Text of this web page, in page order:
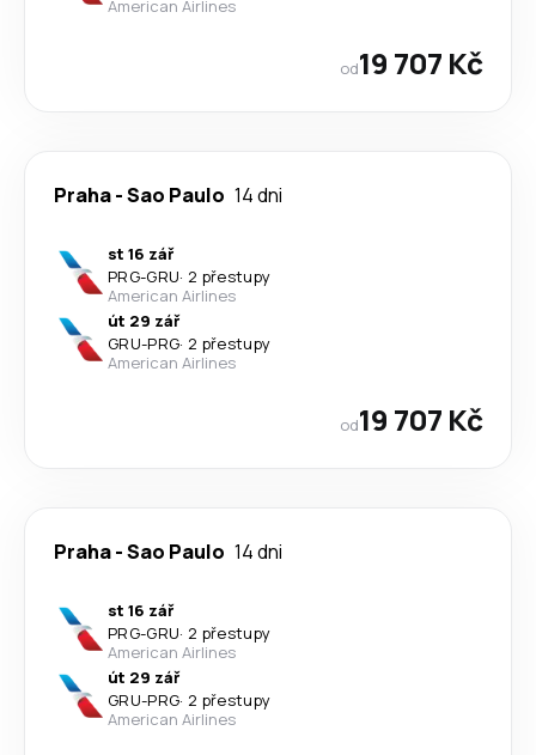
American Airlines
od19 707 Kč
Praha-Sao Paulo 14 dni
st 16 zář
PRG-GRU· 2 přestupy
American Airlines
út 29 zář
GRU-PRG· 2 přestupy
American Airlines
od19 707 Kč
Praha-Sao Paulo 14 dni
st 16 zář
PRG-GRU· 2 přestupy
American Airlines
út 29 zář
GRU-PRG· 2 přestupy
American Airlines